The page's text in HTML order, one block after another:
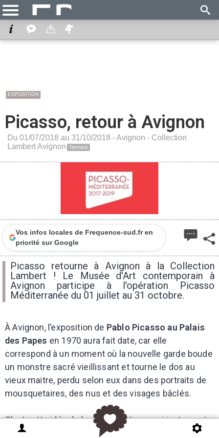
EXPOSITION
Picasso, retour à Avignon
Du 01/07/2018 au 31/10/2018 -Avignon - Collection
Lambert Avignon Terminé
Vos infos locales de Frequence-sud.fr en
priorité sur Google
Picasso retourne à Avignon à la Collection
Lambert ! Le Musée d'Art contemporain à
Avignon participe à l'opération Picasso
Méditerranée du 01 juillet au 31 octobre.
À Avignon, l’exposition de Pablo Picasso au Palais
des Papes en 1970 aura fait date, car elle
correspond à un moment où la nouvelle garde boude
un monstre sacré vieillissant et tourne le dos au
vieux maitre, perdu selon eux dans des portraits de
mousquetaires, des nus et des visages bâclés.
C’est cette idée de la « bad painting » qui justement
retiendra l’attention de toute une nouvelle génération